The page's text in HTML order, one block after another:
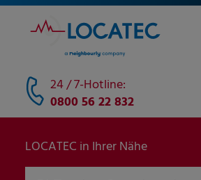
24 / 7-Hotline:
0800 56 22 832
LOCATEC in Ihrer Nähe